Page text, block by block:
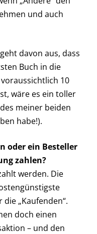
und auch
davon aus, dass
Buch in die
10
wäre es ein toller
meiner beiden
habe!).
oder ein Besteller
zahlen?
werden. Die
„Kaufenden“.
doch einen
– und den